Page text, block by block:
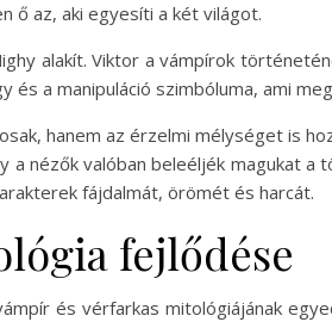
ő az, aki egyesíti a két világot.
alakít. Viktor a vámpírok
a manipuláció szimbóluma, ami
hanem az érzelmi mélységet is
a nézők valóban beleéljék magukat
fájdalmát, örömét és harcát.
fejlődése
és vérfarkas mitológiájának